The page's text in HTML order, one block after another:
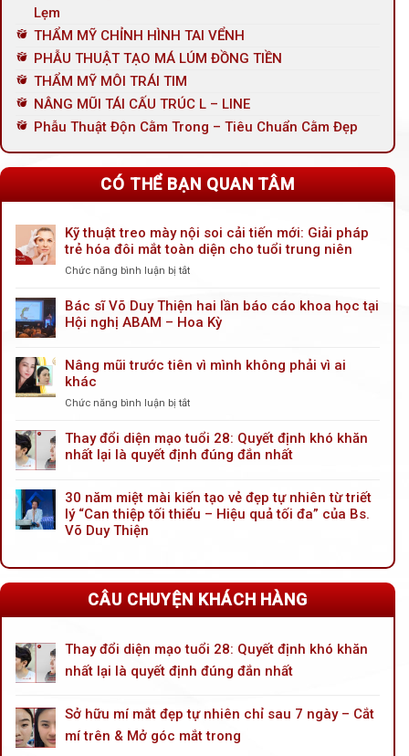
Lẹm
THẨM MỸ CHỈNH HÌNH TAI VỂNH
PHẪU THUẬT TẠO MÁ LÚM ĐỒNG TIỀN
THẨM MỸ MÔI TRÁI TIM
NÂNG MŨI TÁI CẤU TRÚC L – LINE
Phẫu Thuật Độn Cằm Trong – Tiêu Chuẩn Cằm Đẹp
CÓ THỂ BẠN QUAN TÂM
Kỹ thuật treo mày nội soi cải tiến mới: Giải pháp
trẻ hóa đôi mắt toàn diện cho tuổi trung niên
Chức năng bình luận bị tắt
thuật
treo
soi
pháp
trẻ
mắt
toàn
tuổi
trung
niên
Bác sĩ Võ Duy Thiện hai lần báo cáo khoa học tại
Hội nghị ABAM – Hoa Kỳ
Nâng mũi trước tiên vì mình không phải vì ai
khác
Chức năng bình luận bị tắt
mũi
trước
mình
không
Thay đổi diện mạo tuổi 28: Quyết định khó khăn
nhất lại là quyết định đúng đắn nhất
30 năm miệt mài kiến tạo vẻ đẹp tự nhiên từ triết
lý “Can thiệp tối thiểu – Hiệu quả tối đa” của Bs.
Võ Duy Thiện
CÂU CHUYỆN KHÁCH HÀNG
Thay đổi diện mạo tuổi 28: Quyết định khó khăn
nhất lại là quyết định đúng đắn nhất
Sở hữu mí mắt đẹp tự nhiên chỉ sau 7 ngày – Cắt
mí trên & Mở góc mắt trong